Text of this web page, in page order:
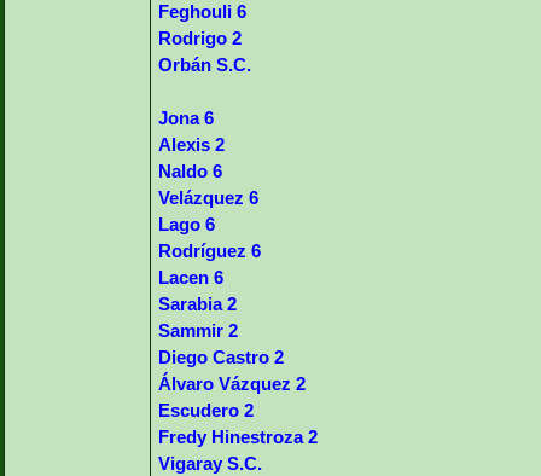
Feghouli 6
Rodrigo 2
Orbán S.C.
Jona 6
Alexis 2
Naldo 6
Velázquez 6
Lago 6
Rodríguez 6
Lacen 6
Sarabia 2
Sammir 2
Diego Castro 2
Álvaro Vázquez 2
Escudero 2
Fredy Hinestroza 2
Vigaray S.C.